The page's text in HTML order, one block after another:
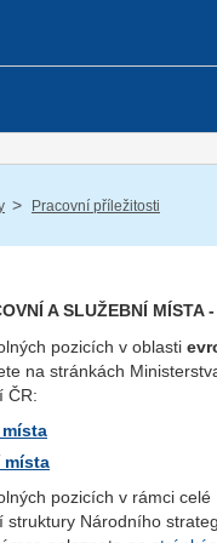
/ Pracovní příležitosti
A SLUŽEBNÍ MÍSTA
pozicích v oblasti
na stránkách
ČR:
místa
pozicích v rámci celé
struktury Národního